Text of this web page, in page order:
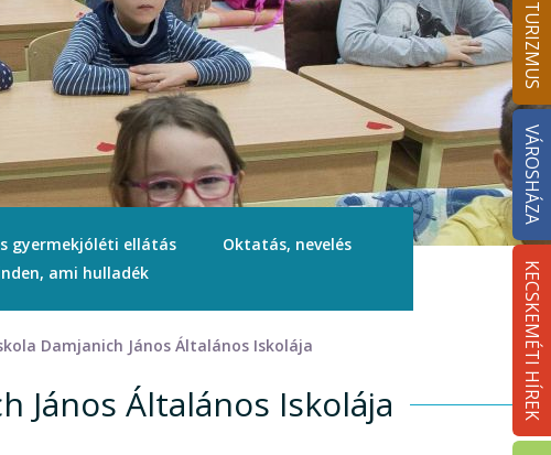
TURIZMUS
VÁROSHÁZA
KECSKEMÉTI HÍREK
gyermekjóléti ellátás
Oktatás, nevelés
ami hulladék
Damjanich János Általános Iskolája
János Általános Iskolája